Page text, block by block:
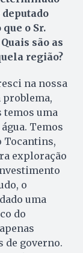
deputado
o Sr.
são as
região?
na nossa
problema,
temos uma
Temos
Tocantins,
exploração
o
uma
do
de governo.